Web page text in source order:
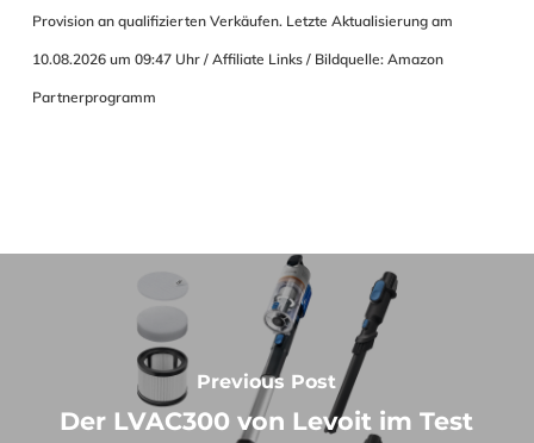
Provision an qualifizierten Verkäufen. Letzte Aktualisierung am
10.08.2026 um 09:47 Uhr / Affiliate Links / Bildquelle: Amazon
Partnerprogramm
Previous Post
Der LVAC300 von Levoit im Test